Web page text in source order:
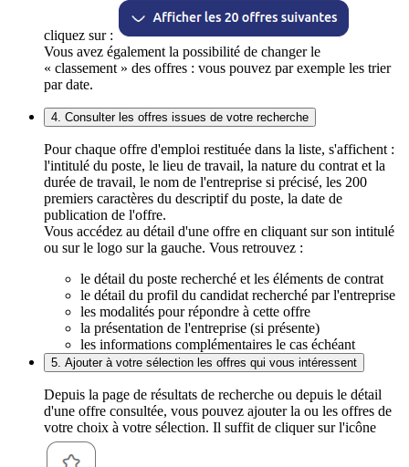
cliquez sur :
Vous avez également la possibilité de changer le
« classement » des offres : vous pouvez par exemple les trier
par date.
4. Consulter les offres issues de votre recherche
Pour chaque offre d'emploi restituée dans la liste, s'affichent :
l'intitulé du poste, le lieu de travail, la nature du contrat et la
durée de travail, le nom de l'entreprise si précisé, les 200
premiers caractères du descriptif du poste, la date de
publication de l'offre.
Vous accédez au détail d'une offre en cliquant sur son intitulé
ou sur le logo sur la gauche. Vous retrouvez :
le détail du poste recherché et les éléments de contrat
le détail du profil du candidat recherché par l'entreprise
les modalités pour répondre à cette offre
la présentation de l'entreprise (si présente)
les informations complémentaires le cas échéant
5. Ajouter à votre sélection les offres qui vous intéressent
Depuis la page de résultats de recherche ou depuis le détail
d'une offre consultée, vous pouvez ajouter la ou les offres de
votre choix à votre sélection. Il suffit de cliquer sur l'icône